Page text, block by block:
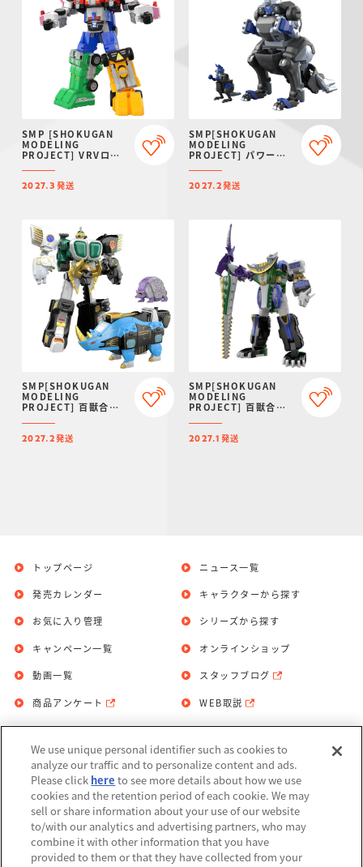
SMP [SHOKUGAN
MODELING
PROJECT] VRVロボ
【プレミアムバンダイ
限定】
2027.3 発送
SMP[SHOKUGAN
MODELING
PROJECT] パワーア
ニマルシリーズ エクス
トラ ガオワラビー【プ
レミアムバンダイ限
2027.2発送
SMP[SHOKUGAN
MODELING
PROJECT] 百獣合体
ノス＆ガオマジロ【再
販：2027年2月発送】
2027.2発送
SMP[SHOKUGAN
MODELING
PROJECT] 百獣合体
2027年1月発送】
2027.1 発送
トップページ
発売カレンダー
お気に入り管理
ニュース一覧
キャラクターから探す
シリーズから探す
キャンペーン一覧
動画一覧
商品アンケート
オンラインショップ
スタッフブログ
WEB取説
お問い合わせ 個人情報保護方針
利用規約
Do Not Sell or Share My Personal
Information
アレルギー情報
We use unique personal identifier such as cookies to
analyze our traffic and to personalize content and ads.
Please click here to see more details about how we use
cookies and the retention period of each cookie. We may
sell or share information about your use of our website
to/with our analytics and advertising partners, who may
combine it with other information that you have
provided to them or that they have collected from your